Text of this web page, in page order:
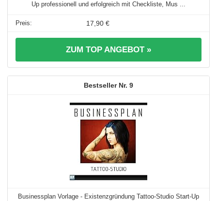
Up professionell und erfolgreich mit Checkliste, Mus ...
17,90 €
ZUM TOP ANGEBOT »
9
Businessplan Vorlage - Existenzgründung Tattoo-Studio Start-Up